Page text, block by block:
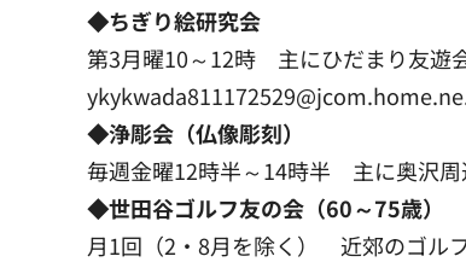
◆ちぎり絵研究会
第3月曜10～12時 主にひだまり友遊
◆浄彫会（仏像彫刻）
毎週金曜12時半～14時半 主に奥沢
◆世田谷ゴルフ友の会（60～75歳）
月1回（2・8月を除く） 近郊のゴル